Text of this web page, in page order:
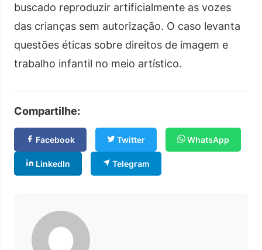
buscado reproduzir artificialmente as vozes
das crianças sem autorização. O caso levanta
questões éticas sobre direitos de imagem e
trabalho infantil no meio artístico.
Compartilhe:
Facebook Twitter WhatsApp
LinkedIn Telegram